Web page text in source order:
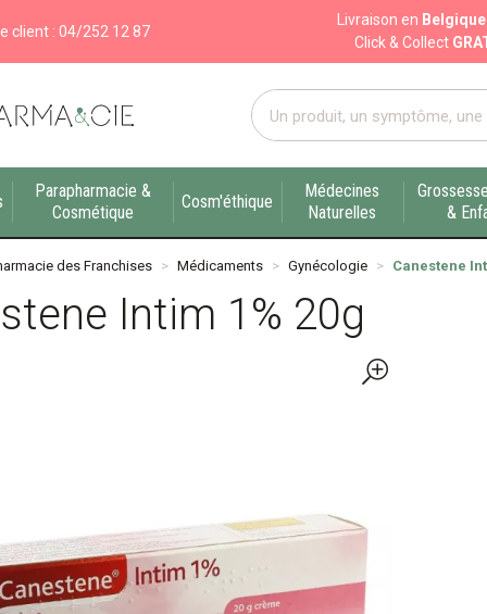
client : 04/252 12 87
Livraison en Belgique
Click & Collect
Pharmacie des Franchises Votre export pharmacie en ligne à
Parapharmacie &
Cosmétique
Cosm'éthique
Médecines
Naturelles
&
des Franchises Médicaments Gynécologie Canestene
Intim 1% 20g